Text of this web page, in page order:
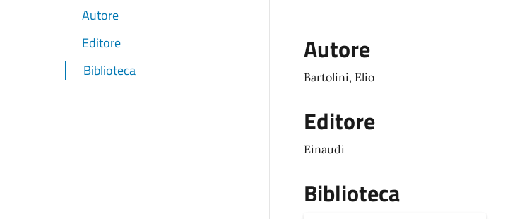
Autore
Editore
Biblioteca
Autore
Bartolini, Elio
Editore
Einaudi
Biblioteca